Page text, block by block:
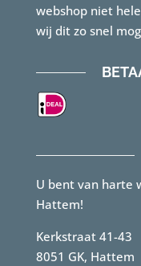
webshop niet
wij dit zo snel
U bent van harte
Hattem!
Kerkstraat 41-43
8051 GK, Hattem